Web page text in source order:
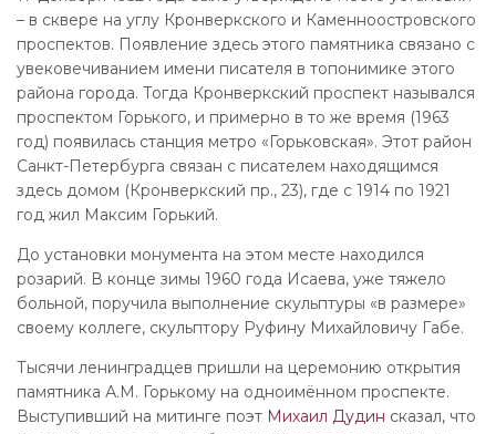
– в сквере на углу Кронверкского и Каменноостровского
проспектов. Появление здесь этого памятника связано с
увековечиванием имени писателя в топонимике этого
района города. Тогда Кронверкский проспект назывался
проспектом Горького, и примерно в то же время (1963
год) появилась станция метро «Горьковская». Этот район
Санкт-Петербурга связан с писателем находящимся
здесь домом (Кронверкский пр., 23), где с 1914 по 1921
год жил Максим Горький.
До установки монумента на этом месте находился
розарий. В конце зимы 1960 года Исаева, уже тяжело
больной, поручила выполнение скульптуры «в размере»
своему коллеге, скульптору Руфину Михайловичу Габе.
Тысячи ленинградцев пришли на церемонию открытия
памятника А.М. Горькому на одноимённом проспекте.
Выступивший на митинге поэт Михаил Дудин сказал, что